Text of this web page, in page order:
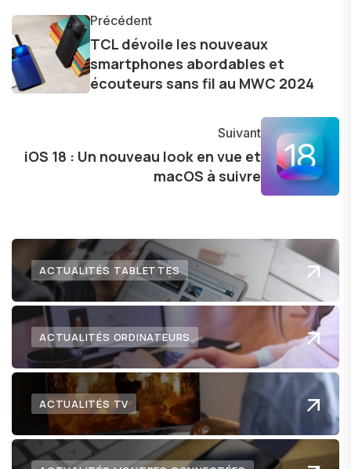
informations précises et pertinentes pour aider
les consommateurs à comprendre et à naviguer
dans le paysage technologique en constante
évolution.
Précédent
TCL dévoile les nouveaux
smartphones abordables et
écouteurs sans fil au MWC 2024
Suivant
iOS 18 : Un nouveau look en vue et
macOS à suivre
ACTUALITÉS TABLETTES
ACTUALITÉS ORDINATEURS
ACTUALITÉS TV